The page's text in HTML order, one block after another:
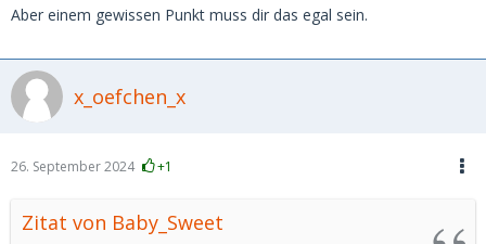
Aber einem gewissen Punkt muss dir das egal sein.
x_oefchen_x
26. September 2024 +1
Zitat von Baby_Sweet